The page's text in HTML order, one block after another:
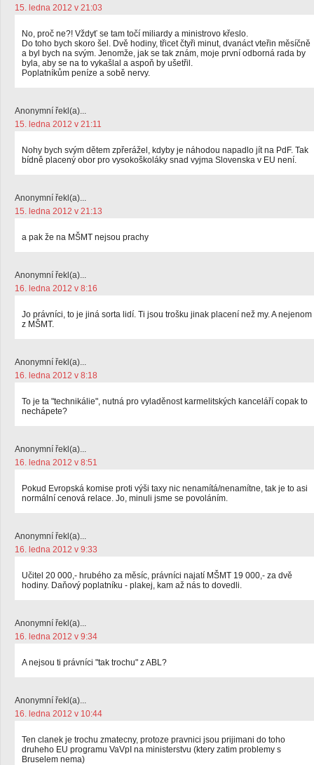
15. ledna 2012 v 21:03
No, proč ne?! Vždyť se tam točí miliardy a ministrovo křeslo.
Do toho bych skoro šel. Dvě hodiny, třicet čtyři minut, dvanáct vteřin měsíčně
a byl bych na svým. Jenomže, jak se tak znám, moje první odborná rada by
byla, aby se na to vykašlal a aspoň by ušetřil.
Poplatníkům peníze a sobě nervy.
Anonymní řekl(a)...
15. ledna 2012 v 21:11
Nohy bych svým dětem zpřerážel, kdyby je náhodou napadlo jít na PdF. Tak
bídně placený obor pro vysokoškoláky snad vyjma Slovenska v EU není.
Anonymní řekl(a)...
15. ledna 2012 v 21:13
a pak že na MŠMT nejsou prachy
Anonymní řekl(a)...
16. ledna 2012 v 8:16
Jo právníci, to je jiná sorta lidí. Ti jsou trošku jinak placení než my. A nejenom
z MŠMT.
Anonymní řekl(a)...
16. ledna 2012 v 8:18
To je ta "technikálie", nutná pro vyladěnost karmelitských kanceláří copak to
nechápete?
Anonymní řekl(a)...
16. ledna 2012 v 8:51
Pokud Evropská komise proti výši taxy nic nenamítá/nenamítne, tak je to asi
normální cenová relace. Jo, minuli jsme se povoláním.
Anonymní řekl(a)...
16. ledna 2012 v 9:33
Učitel 20 000,- hrubého za měsíc, právníci najatí MŠMT 19 000,- za dvě
hodiny. Daňový poplatníku - plakej, kam až nás to dovedli.
Anonymní řekl(a)...
16. ledna 2012 v 9:34
A nejsou ti právníci "tak trochu" z ABL?
Anonymní řekl(a)...
16. ledna 2012 v 10:44
Ten clanek je trochu zmatecny, protoze pravnici jsou prijimani do toho
druheho EU programu VaVpI na ministerstvu (ktery zatim problemy s
Bruselem nema)